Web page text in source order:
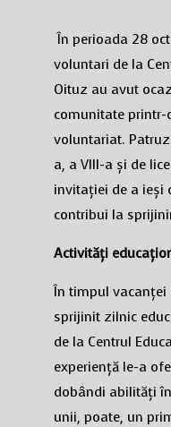
În perioada 28
voluntari de la
Oituz au avut
comunitate printr-
voluntariat.
a, a VIII-a și de
invitației de a ieși
contribui la
Activități
În timpul vacanței
sprijinit zilnic
de la Centrul
experiență le-a
dobândi abilități
unii, poate, un